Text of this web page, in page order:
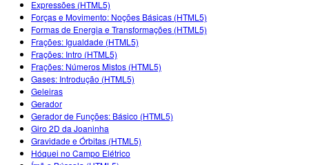
SceneryStack OSE
Relatório de Impacto
Expressões (HTML5)
Forças e Movimento: Noções Básicas (HTML5)
Formas de Energia e Transformações (HTML5)
Frações: Igualdade (HTML5)
Frações: Intro (HTML5)
Frações: Números Mistos (HTML5)
Gases: Introdução (HTML5)
Geleiras
Gerador
Gerador de Funções: Básico (HTML5)
Giro 2D da Joaninha
Gravidade e Órbitas (HTML5)
Hóquei no Campo Elétrico